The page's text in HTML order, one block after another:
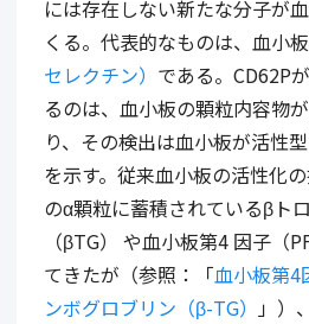
には存在しない新たな分子が
くる。代表的なものは、血小
セレクチン） である。CD62P
るのは、血小板の顆粒内容物
り、その検出は血小板が活性
を示す。従来血小板の活性化
のα顆粒に蓄積されているβト
（βTG） や血小板第4 因子（
てきたが（参照：「血小板第4
ンボグロブリン（β-TG） 」）